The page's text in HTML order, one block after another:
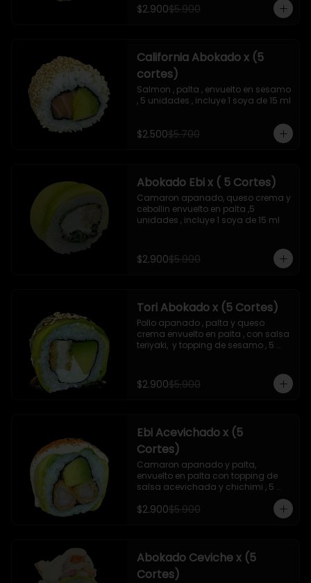
$2.900$5.900
California Abokado x (5
cortes)
Salmon , palta , envuelto en sesamo
, 5 unidades , incluye 1 soya de 15 ml
$2.500$5.700
Abokado Ebi x ( 5 Cortes)
Camaron apanado, queso crema y
cebollin envuelto en palta ,5
unidades , incluye 1 soya de 15 ml
$2.900$5.900
Tori Abokado x (5 Cortes)
Pollo apanado , palta y queso
crema envuelto en palta , con salsa
teriyaki,  y topping de sesamo , 5
$2.900$5.900
Ebi Acevichado x (5
Cortes)
Camaron apanado y palta,
envuelto en palta con topping de
salsa acevichada y chichimi , 5
unidades , incluye 1 soya de 15 ml
$2.900$5.900
Abokado Ceviche x (5
Cortes)